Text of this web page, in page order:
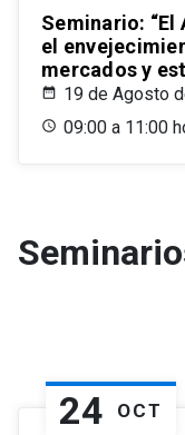
Seminario:
el
mercados y
19 de Agosto
09:00 a 11:00
24 OCT